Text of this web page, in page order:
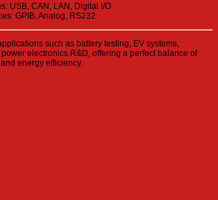
USB, CAN, LAN, Digital I/O
GPIB, Analog, RS232
such as battery testing, EV systems,
electronics R&D, offering a perfect balance of
energy efficiency.